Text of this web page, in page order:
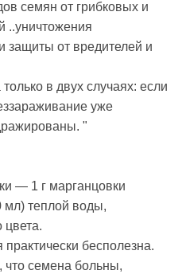
семян от грибковых и
..уничтожения
защиты от вредителей и
в двух случаях: если
уже
"
— 1 г марганцовки
мл) теплой воды,
цвета.
бесполезна.
что семена больны,